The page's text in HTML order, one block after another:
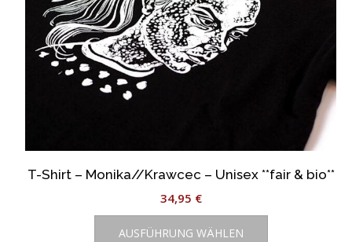
werden
T-Shirt – Monika//Krawcec – Unisex **fair & bio**
34,95 €
AUSFÜHRUNG WÄHLEN
Dieses